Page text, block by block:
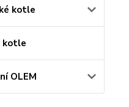
kotle
kotle
OLEM